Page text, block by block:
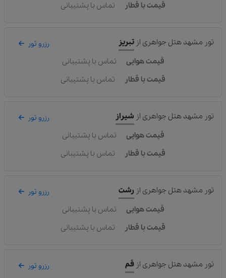
قیمت با قطار
تماس با پشتیبانی
تور مشهد هتل جواهری از تبریز رزرو تور
قیمت هوایی
تماس با پشتیبانی
قیمت با قطار
تماس با پشتیبانی
تور مشهد هتل جواهری از شیراز رزرو تور
قیمت هوایی
تماس با پشتیبانی
قیمت با قطار
تماس با پشتیبانی
تور مشهد هتل جواهری از رشت رزرو تور
قیمت هوایی
تماس با پشتیبانی
قیمت با قطار
تماس با پشتیبانی
تور مشهد هتل جواهری از قم رزرو تور